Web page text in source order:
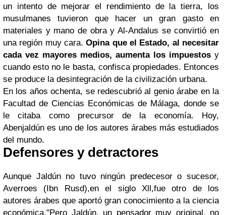
un intento de mejorar el rendimiento de la tierra, los
musulmanes tuvieron que hacer un gran gasto en
materiales y mano de obra y Al-Andalus se convirtió en
una región muy cara.Opina que el Estado, al necesitar
cada vez mayores medios, aumenta los impuestos y
cuando esto no le basta, confisca propiedades. Entonces
se produce la desintegración de la civilización urbana.
En los años ochenta, se redescubrió al genio árabe en la
Facultad de Ciencias Económicas de Málaga, donde se
le citaba como precursor de la economía. Hoy,
Abenjaldún es uno de los autores árabes más estudiados
del mundo.
Defensores y detractores
Aunque Jaldún no tuvo ningún predecesor o sucesor,
Averroes (Ibn Rusd),en el siglo Xll,fue otro de los
autores árabes que aportó gran conocimiento a la ciencia
económica."Pero Jaldún, un pensador muy original, no